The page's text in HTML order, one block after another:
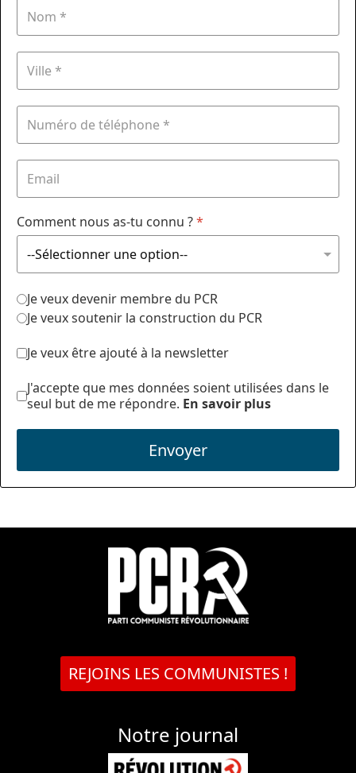
Comment nous as-tu connu ?*
Je veux devenir membre du PCR
Je veux soutenir la construction du PCR
Je veux être ajouté à la newsletter
J'accepte que mes données soient utilisées dans le
seul but de me répondre. En savoir plus
Envoyer
REJOINS LES COMMUNISTES !
Notre journal